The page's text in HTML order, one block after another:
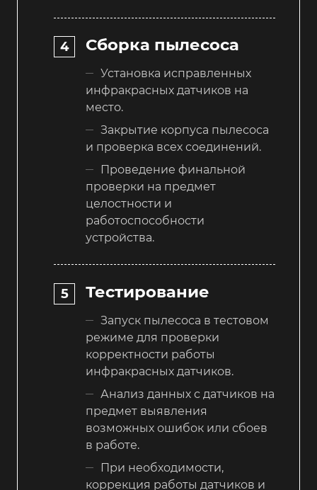
Сборка пылесоса
Установка исправленных
инфракрасных датчиков на
место.
Закрытие корпуса пылесоса
и проверка всех соединений.
Проведение финальной
проверки на предмет
целостности и
работоспособности
устройства.
Тестирование
Запуск пылесоса в тестовом
режиме для проверки
корректности работы
инфракрасных датчиков.
Анализ данных с датчиков на
предмет выявления
возможных ошибок или сбоев
в работе.
При необходимости,
коррекция работы датчиков и